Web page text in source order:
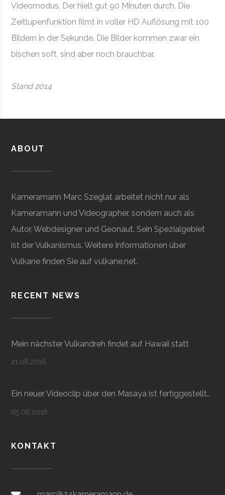
Videomodus. Der hielt gut 90 Minuten durch. Die
Zeitlupenfunktion filmt in voller HD Auflösung mit 100
Bildern in der Sekunde. Die Bilder kommen zwar ein
bischen soft, sind aber noch brauchbar.
Stand 2014
ABOUT
Kameramann Marc Szeglat arbeitet nicht nur als
Kameramann und Videographer, sondern auch als
Autor, Webdesigner und Geonaut. Sein Spezialgebiet
ist der Vulkanismus. Weitere Informationen über
Vulkane finden Sie auf vulkane.net.
RECENT NEWS
Mein nächster Vulkandreh findet auf Hawaii statt
21.08.2016
Ein neuer Videoclip über den Masaya ist fertiggestellt..
05.06.2016
KONTAKT